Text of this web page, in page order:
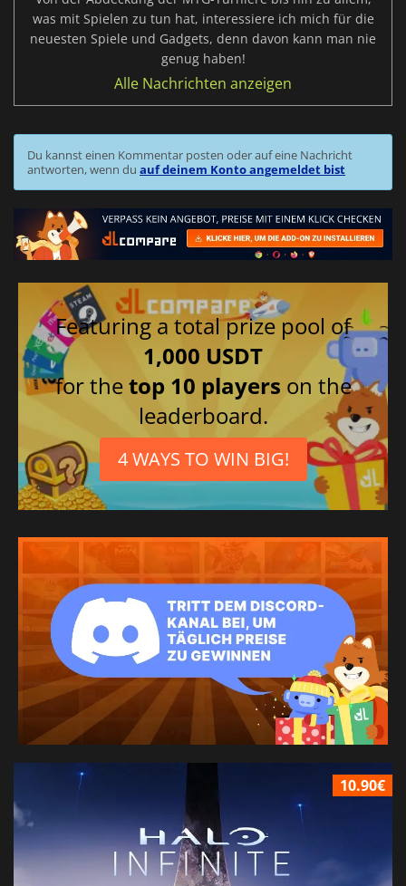
was mit Spielen zu tun hat, interessiere ich mich für die
neuesten Spiele und Gadgets, denn davon kann man nie
genug haben!
Alle Nachrichten anzeigen
Du kannst einen Kommentar posten oder auf eine Nachricht
antworten, wenn du auf deinem Konto angemeldet bist
Featuring a total prize pool of
1,000 USDT
for thetop 10 players on the
leaderboard.
4 WAYS TO WIN BIG!
10.90€